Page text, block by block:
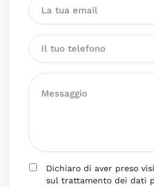
Dichiaro di aver preso
sul trattamento dei dati